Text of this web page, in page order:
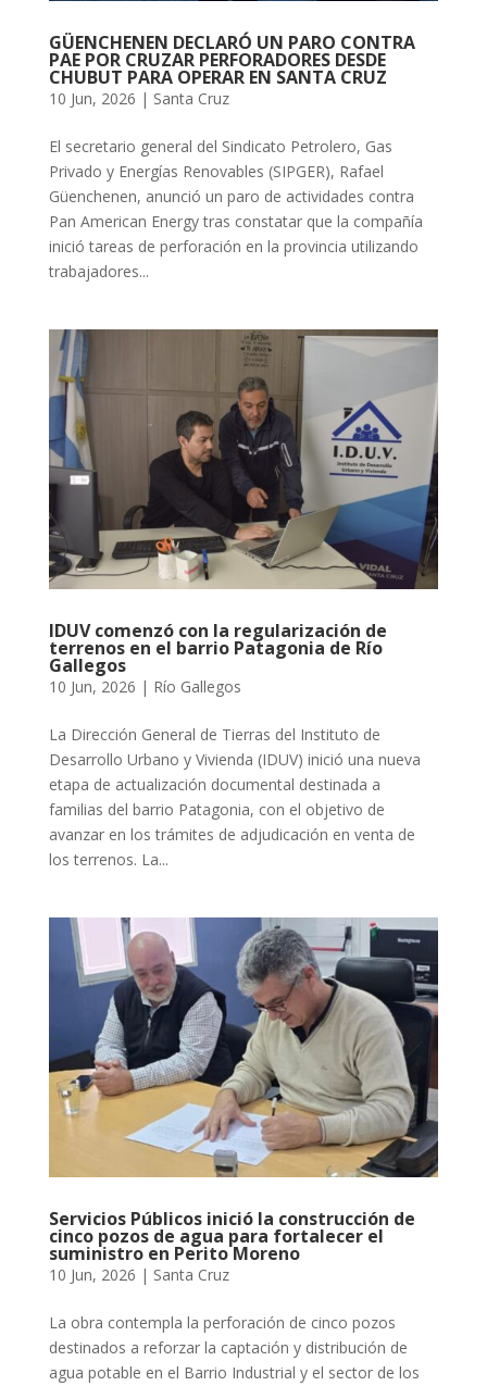
GÜENCHENEN DECLARÓ UN PARO CONTRA
PAE POR CRUZAR PERFORADORES DESDE
CHUBUT PARA OPERAR EN SANTA CRUZ
10 Jun, 2026 | Santa Cruz
El secretario general del Sindicato Petrolero, Gas
Privado y Energías Renovables (SIPGER), Rafael
Güenchenen, anunció un paro de actividades contra
Pan American Energy tras constatar que la compañía
inició tareas de perforación en la provincia utilizando
trabajadores...
IDUV comenzó con la regularización de
terrenos en el barrio Patagonia de Río
Gallegos
10 Jun, 2026 | Río Gallegos
La Dirección General de Tierras del Instituto de
Desarrollo Urbano y Vivienda (IDUV) inició una nueva
etapa de actualización documental destinada a
familias del barrio Patagonia, con el objetivo de
avanzar en los trámites de adjudicación en venta de
los terrenos. La...
Servicios Públicos inició la construcción de
cinco pozos de agua para fortalecer el
suministro en Perito Moreno
10 Jun, 2026 | Santa Cruz
La obra contempla la perforación de cinco pozos
destinados a reforzar la captación y distribución de
agua potable en el Barrio Industrial y el sector de los